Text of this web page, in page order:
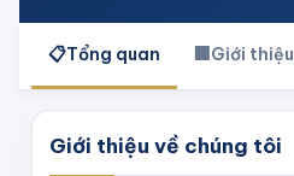
📋Tổng quan 🏢 Giới thiệu
Giới thiệu về chúng tôi